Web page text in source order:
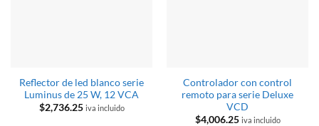
Reflector de led blanco serie
Luminus de 25 W, 12 VCA
$2,736.25 iva incluido
Controlador con control
remoto para serie Deluxe
VCD
$4,006.25 iva incluido